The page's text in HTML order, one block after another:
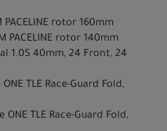
rotor 160mm
PACELINE rotor 140mm
1.0S 40mm, 24 Front, 24
TLE Race-Guard Fold,
TLE Race-Guard Fold,